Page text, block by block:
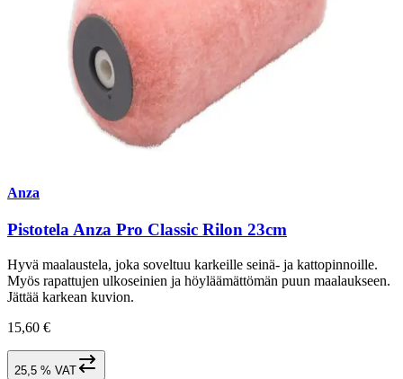
Anza
Pistotela Anza Pro Classic Rilon 23cm
Hyvä maalaustela, joka soveltuu karkeille seinä- ja kattopinnoille.
Myös rapattujen ulkoseinien ja höyläämättömän puun maalaukseen.
Jättää karkean kuvion.
15,60 €
25,5 % VAT